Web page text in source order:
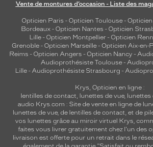
Vente de montures d’occasion - Liste des
Opticien Paris - Opticien Toulouse-
Bordeaux- Opticien Nantes - Opticien
Lille - Opticien Montpellier - Opticien
Grenoble - Opticien Marseille - Opticien Aix-en-
Reims - Opticien Angers - Opticien Nancy -
Audioprothésiste Toulouse-
Lille- Audioprothésiste Strasbourg -
Krys, Opticien en ligne :
lentilles de contact, lunettes de vue, lunettes
audio Krys.com : Site de vente en ligne de
lunettes de vue, de lentilles de contact, et de
vos lunettes grâce au miroir virtuel Krys,
faites vous livrer gratuitement chez l'un des
livraison est offerte pour un retrait dans le